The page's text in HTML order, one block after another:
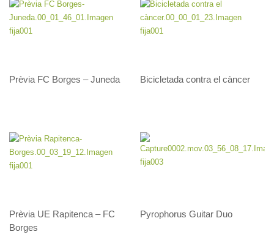
Prèvia FC Borges – Juneda Bicicletada contra el càncer
Prèvia UE Rapitenca – FC
Borges
Pyrophorus Guitar Duo